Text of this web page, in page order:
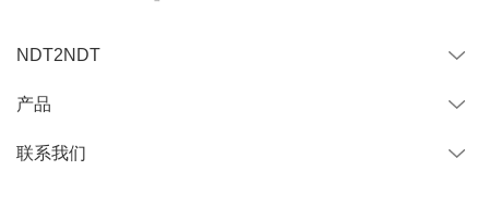
NDT2NDT
产品
联系我们